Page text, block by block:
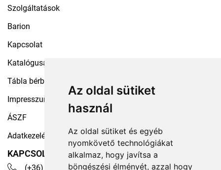
Az oldal sütiket
használ
Az oldal sütiket és egyéb
nyomkövető technológiákat
alkalmaz, hogy javítsa a
böngészési élményét, azzal hogy
Szolgáltatások
Barion
Kapcsolat
Katalógusaink
Tábla bérbeadás
Impresszum
ÁSZF
Adatkezelési tájékoztató
KAPCSOLAT
(+36) 30 535 4503